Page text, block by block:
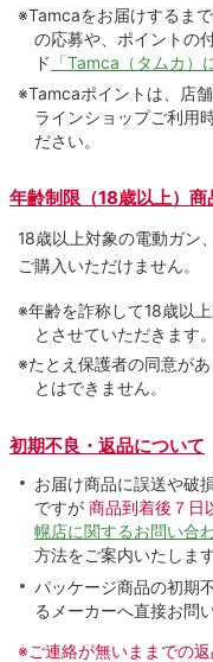
※Tamcaをお届けするま
の応募や、ポイントの
ド 「Tamca（タムカ）
※Tamcaポイントは、店
ラインショップご利用
ださい。
年齢制限（18歳以上）商
18歳以上対象の電動ガン
ご購入いただけません。
※年齢を詐称して18歳以
とさせていただきます。
※たとえ保護者の同意が
とはできません。
初期不良・返品について
お届け商品に誤送や破
ですが 商品到着後７日
幌店に関するお問い合わ
方法をご案内いたします
パッケージ商品の初期
るメーカーへ直接お問
※ご連絡が無いままでの